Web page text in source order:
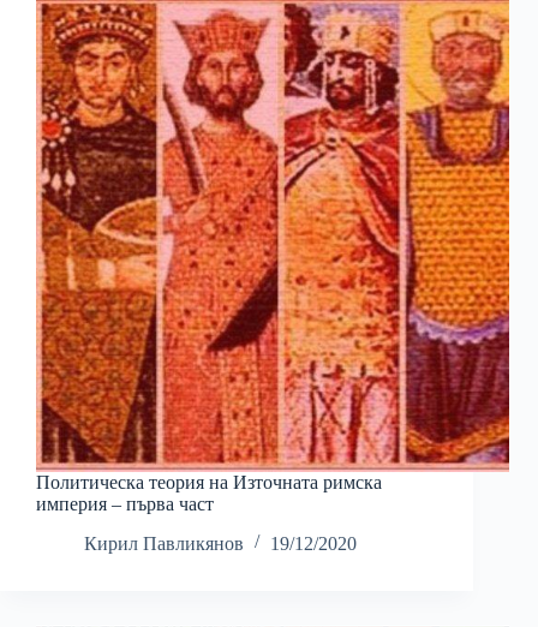
Политическа теория на Източната римска
империя – първа част
Кирил Павликянов
19/12/2020